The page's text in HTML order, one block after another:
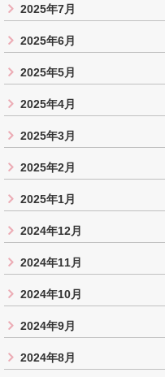
2025年7月
2025年6月
2025年5月
2025年4月
2025年3月
2025年2月
2025年1月
2024年12月
2024年11月
2024年10月
2024年9月
2024年8月